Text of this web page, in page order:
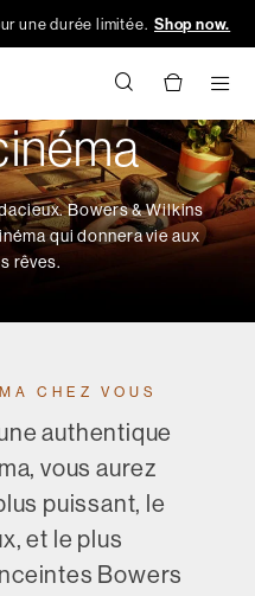
une durée limitée. Shop now.
Bowers & Wilkins
qui donnera vie aux
rêves.
CHEZ VOUS
authentique
vous aurez
puissant, le
et le plus
Bowers